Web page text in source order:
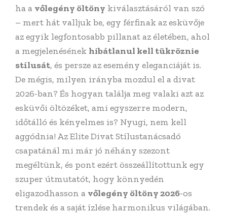
ha a vőlegény öltöny kiválasztásáról van szó
– mert hát valljuk be, egy férfinak az esküvője
az egyik legfontosabb pillanat az életében, ahol
a megjelenésének hibátlanul kell tükröznie
stílusát, és persze az esemény eleganciáját is.
De mégis, milyen irányba mozdul el a divat
2026-ban? És hogyan találja meg valaki azt az
esküvői öltözéket, ami egyszerre modern,
időtálló és kényelmes is? Nyugi, nem kell
aggódnia! Az Elite Divat Stílustanácsadó
csapatánál mi már jó néhány szezont
megéltünk, és pont ezért összeállítottunk egy
szuper útmutatót, hogy könnyedén
eligazodhasson a vőlegény öltöny 2026-os
trendek és a saját ízlése harmonikus világában.